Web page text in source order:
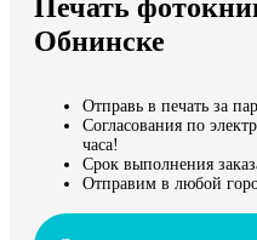
Продолжить без города
Печать
Обнинске
Отправь в печать за
Согласования по
часа!
Срок выполнения
Отправим в любой